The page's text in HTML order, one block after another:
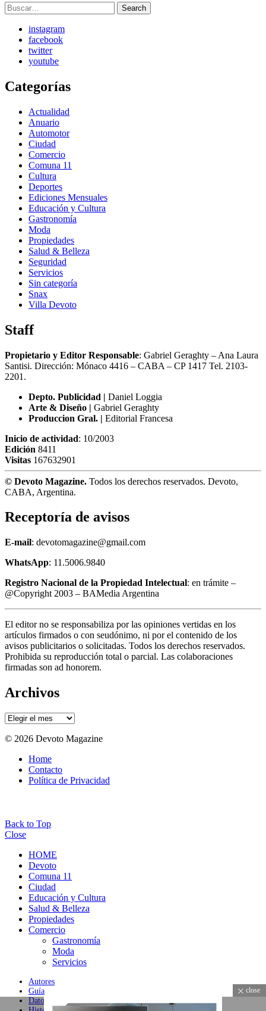
Search
for:
Search
instagram
facebook
twitter
youtube
Categorías
Actualidad
Anuario
Automotor
Ciudad
Comercio
Comuna 11
Cultura
Deportes
Ediciones Mensuales
Educación y Cultura
Gastronomía
Moda
Propiedades
Salud & Belleza
Seguridad
Servicios
Sin categoría
Snax
Villa Devoto
Staff
Propietario y Editor Responsable: Gabriel Geraghty – Ana Laura
Santisi. Dirección: Mónaco 4416 – CABA – CP 1417 Tel. 2103-
2201.
Depto. Publicidad | Daniel Loggia
Arte & Diseño | Gabriel Geraghty
Produccion Gral. | Editorial Francesa
Inicio de actividad: 10/2003
Edición 8411
Visitas 167632901
© Devoto Magazine. Todos los derechos reservados. Devoto,
CABA, Argentina.
Receptoría de avisos
E-mail: devotomagazine@gmail.com
WhatsApp: 11.5006.9840
Registro Nacional de la Propiedad Intelectual: en trámite –
@Copyright 2003 – BAMedia Argentina
El editor no se responsabiliza por las opiniones vertidas en los
artículos firmados o con seudónimo, ni por el contenido de los
avisos publicitarios o solicitadas. Todos los derechos reservados.
Prohibida su reproducción total o parcial. Las colaboraciones
firmadas son ad honorem.
Archivos
Archivos
© 2026 Devoto Magazine
Home
Contacto
Política de Privacidad
Back to Top
Close
HOME
Devoto
Comuna 11
Ciudad
Educación y Cultura
Salud & Belleza
Propiedades
Comercio
Gastronomía
Moda
Servicios
Autores
Guía
Datos
close